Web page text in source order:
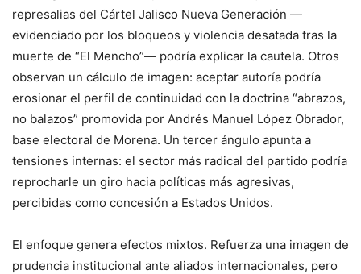
represalias del Cártel Jalisco Nueva Generación —
evidenciado por los bloqueos y violencia desatada tras la
muerte de “El Mencho”— podría explicar la cautela. Otros
observan un cálculo de imagen: aceptar autoría podría
erosionar el perfil de continuidad con la doctrina “abrazos,
no balazos” promovida por Andrés Manuel López Obrador,
base electoral de Morena. Un tercer ángulo apunta a
tensiones internas: el sector más radical del partido podría
reprocharle un giro hacia políticas más agresivas,
percibidas como concesión a Estados Unidos.
El enfoque genera efectos mixtos. Refuerza una imagen de
prudencia institucional ante aliados internacionales, pero